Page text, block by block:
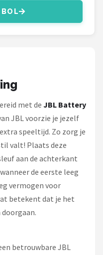
BOL
met de JBL Battery
JBL voorzie je jezelf
speeltijd. Zo zorg je
valt! Plaats deze
aan de achterkant
de eerste leeg
vermogen voor
betekent dat je het
betrouwbare JBL